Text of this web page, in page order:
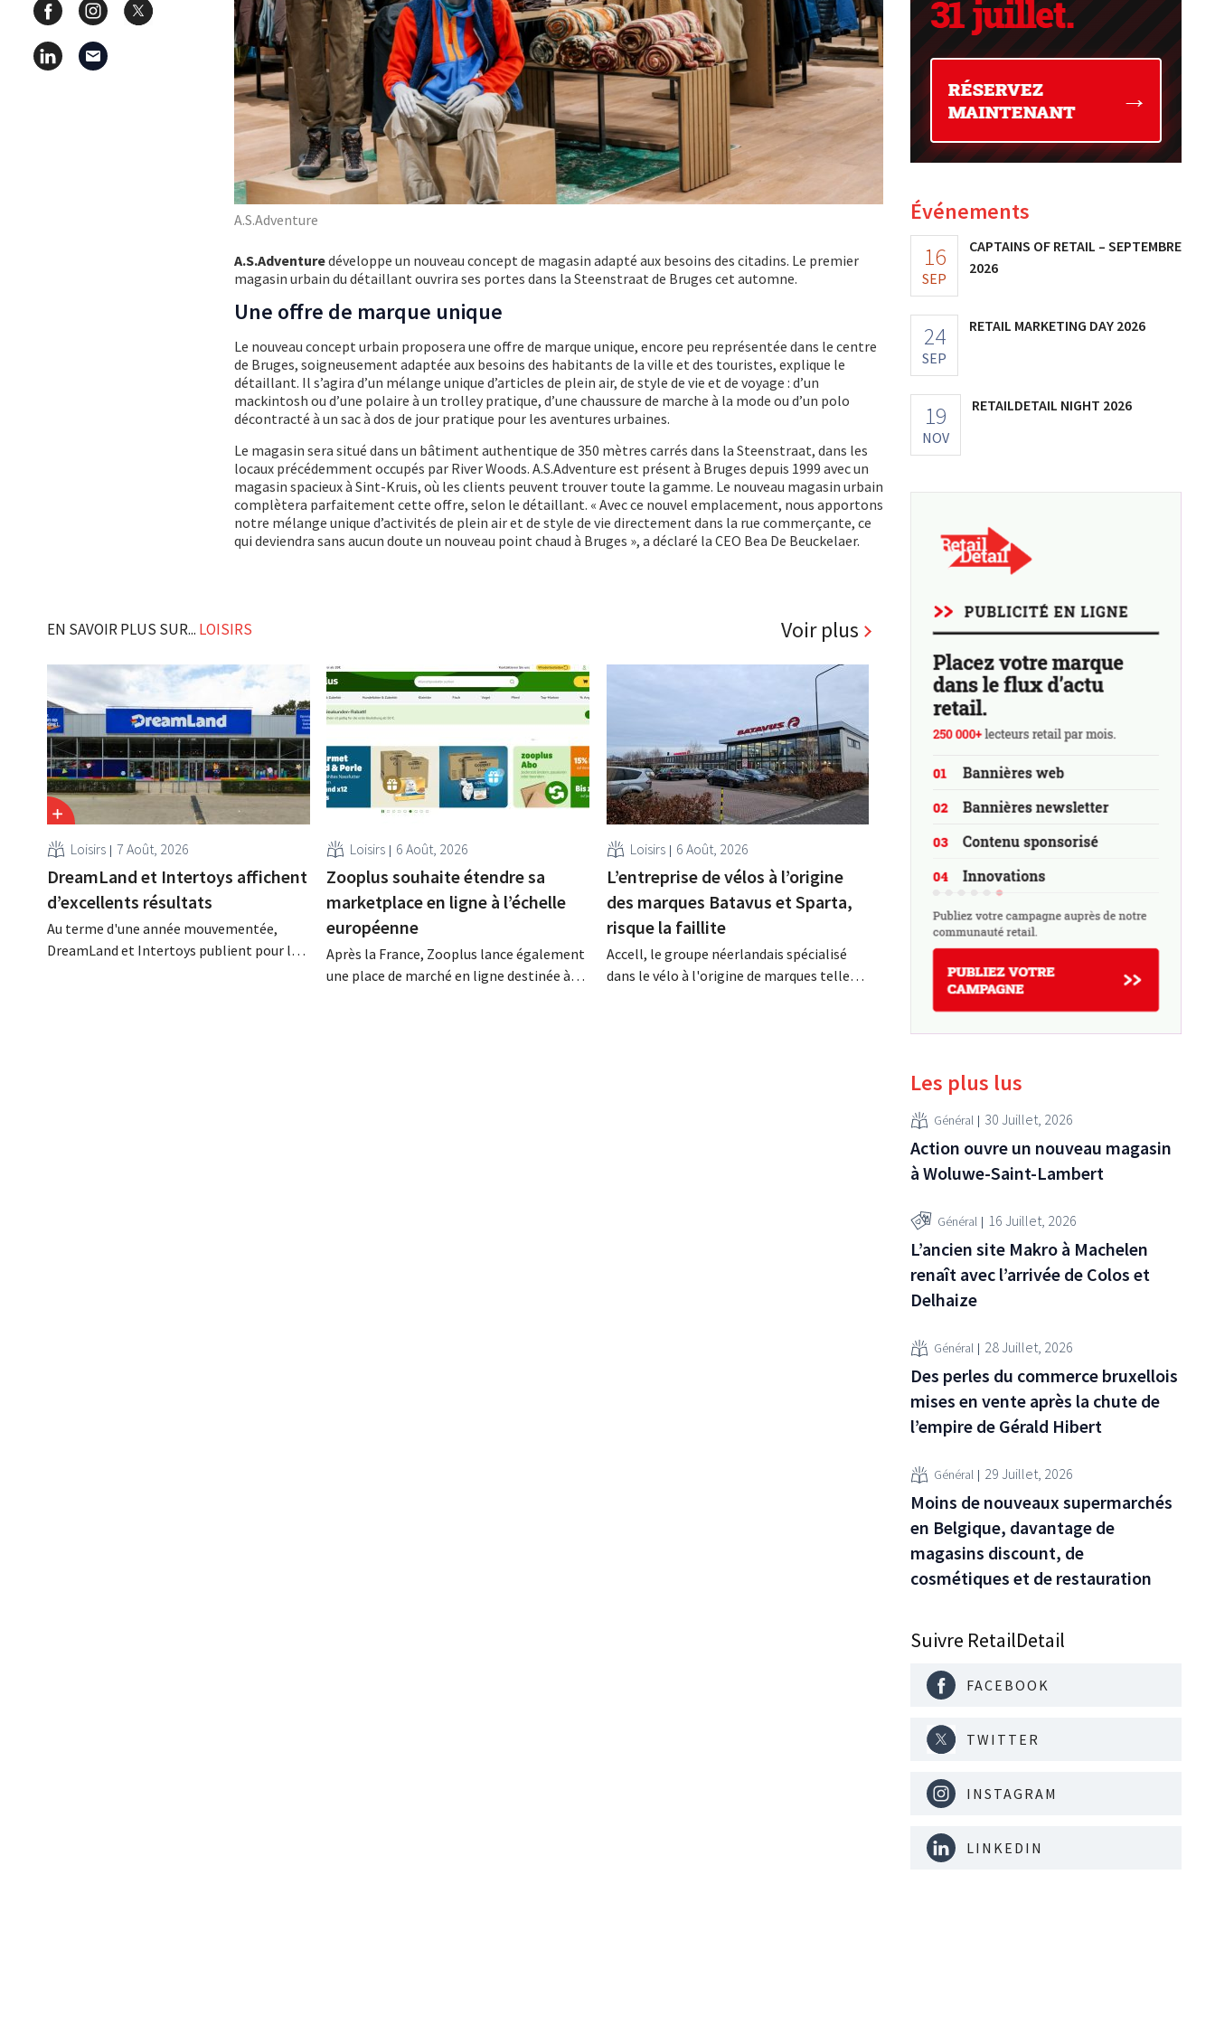
A.S.Adventure
A.S.Adventuredéveloppe un nouveau concept de magasin adapté aux besoins des citadins. Le premier
magasin urbain du détaillant ouvrira ses portes dans la Steenstraat de Bruges cet automne.
Une offre de marque unique
Le nouveau concept urbain proposera une offre de marque unique, encore peu représentée dans le centre
de Bruges, soigneusement adaptée aux besoins des habitants de la ville et des touristes, explique le
détaillant. Il s’agira d’un mélange unique d’articles de plein air, de style de vie et de voyage : d’un
mackintosh ou d’une polaire à un trolley pratique, d’une chaussure de marche à la mode ou d’un polo
décontracté à un sac à dos de jour pratique pour les aventures urbaines.
Le magasin sera situé dans un bâtiment authentique de 350 mètres carrés dans la Steenstraat, dans les
locaux précédemment occupés par River Woods. A.S.Adventure est présent à Bruges depuis 1999 avec un
magasin spacieux à Sint-Kruis, où les clients peuvent trouver toute la gamme. Le nouveau magasin urbain
complètera parfaitement cette offre, selon le détaillant. « Avec ce nouvel emplacement, nous apportons
notre mélange unique d’activités de plein air et de style de vie directement dans la rue commerçante, ce
qui deviendra sans aucun doute un nouveau point chaud à Bruges », a déclaré la CEO Bea De Beuckelaer.
EN SAVOIR PLUS SUR... LOISIRS Voir plus
Loisirs 7 Août, 2026
DreamLand et Intertoys affichent
d’excellents résultats
Au terme d'une année mouvementée,
DreamLand et Intertoys publient pour la
Loisirs 6 Août, 2026
Zooplus souhaite étendre sa
marketplace en ligne à l’échelle
européenne
Après la France, Zooplus lance également
une place de marché en ligne destinée à
Loisirs 6 Août, 2026
L’entreprise de vélos à l’origine
des marques Batavus et Sparta,
risque la faillite
Accell, le groupe néerlandais spécialisé
dans le vélo à l'origine de marques telles
Événements
16
SEP
CAPTAINS OF RETAIL – SEPTEMBRE
2026
24
SEP
RETAIL MARKETING DAY 2026
19
NOV
RETAILDETAIL NIGHT 2026
Les plus lus
Général 30 Juillet, 2026
Action ouvre un nouveau magasin
à Woluwe-Saint-Lambert
Général 16 Juillet, 2026
L’ancien site Makro à Machelen
renaît avec l’arrivée de Colos et
Delhaize
Général 28 Juillet, 2026
Des perles du commerce bruxellois
mises en vente après la chute de
l’empire de Gérald Hibert
Général 29 Juillet, 2026
Moins de nouveaux supermarchés
en Belgique, davantage de
magasins discount, de
cosmétiques et de restauration
Suivre RetailDetail
FACEBOOK
TWITTER
INSTAGRAM
LINKEDIN